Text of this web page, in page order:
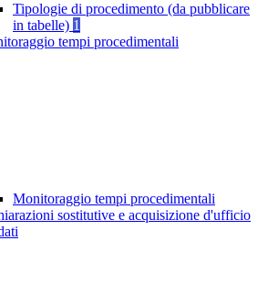
Tipologie di procedimento (da pubblicare
in tabelle) 1
tempi procedimentali
Monitoraggio tempi procedimentali
sostitutive e acquisizione d'ufficio